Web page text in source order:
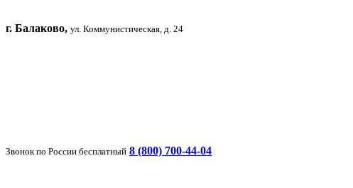
г. Балаково, ул. Коммунистическая, д. 24
Звонок по России бесплатный 8 (800) 700-44-04